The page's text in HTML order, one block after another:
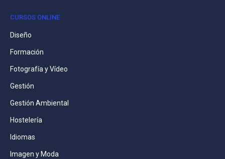
CURSOS ONLINE
Diseño
Formación
Fotografía y Vídeo
Gestión
Gestión Ambiental
Hostelería
Idiomas
Imagen y Moda